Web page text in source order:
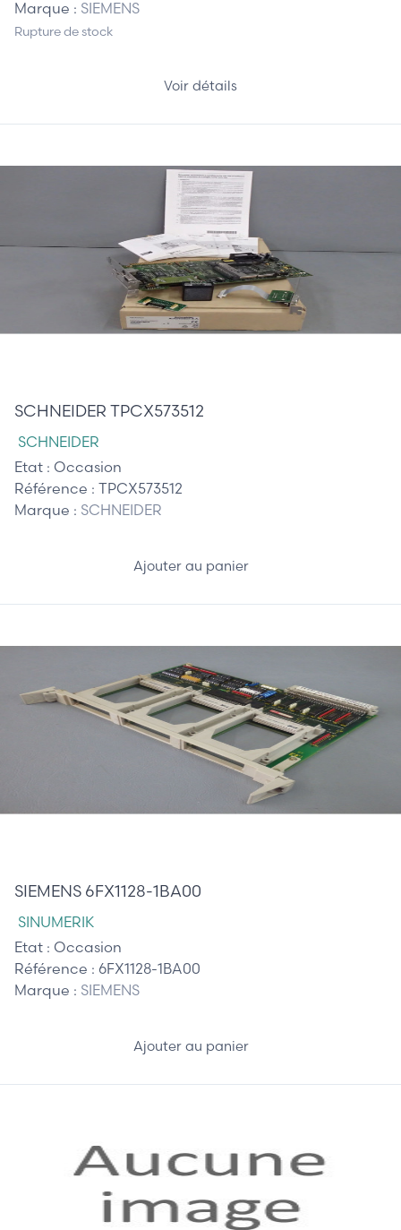
Marque : SIEMENS
Rupture de stock
Voir détails
SCHNEIDER TPCX573512
SCHNEIDER
Etat : Occasion
Référence : TPCX573512
Marque : SCHNEIDER
Ajouter au panier
SIEMENS 6FX1128-1BA00
SINUMERIK
Etat : Occasion
Référence : 6FX1128-1BA00
Marque : SIEMENS
Ajouter au panier